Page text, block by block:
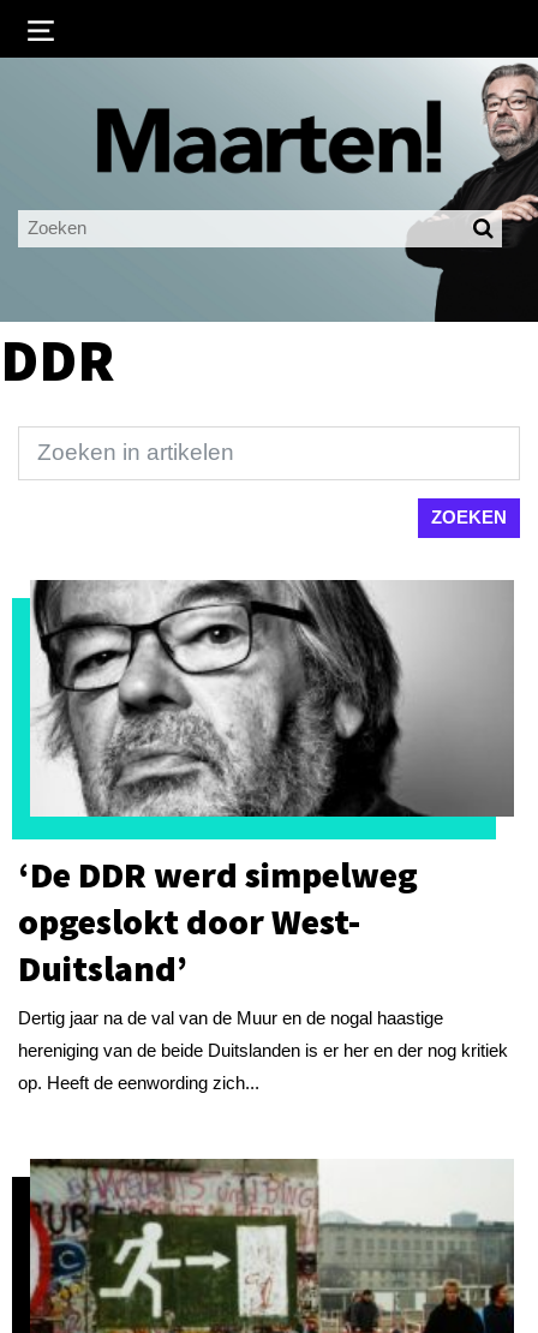
Ingelogd blijven
LOGIN
DDR
‘De DDR werd simpelweg
opgeslokt door West-
Duitsland’
Dertig jaar na de val van de Muur en de nogal haastige
hereniging van de beide Duitslanden is er her en der nog kritiek
op. Heeft de eenwording zich...